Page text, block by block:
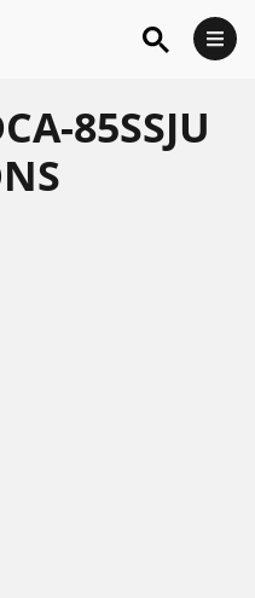
85SSJU